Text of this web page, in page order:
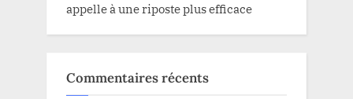
appelle à une riposte plus efficace
Commentaires récents